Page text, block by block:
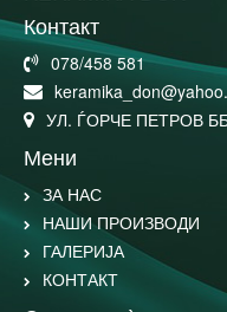
Контакт
078/458 581
УЛ. ЃОРЧЕ ПЕТРОВ
Мени
ЗА НАС
НАШИ ПРОИЗВОДИ
ГАЛЕРИЈА
КОНТАКТ